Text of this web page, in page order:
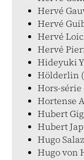
Hervé
Hervé
Hervé
Hervé
Hideyuki
Hölderlin
Hors-série
Hortense
Hubert
Hubert
Hugo
Hugo von